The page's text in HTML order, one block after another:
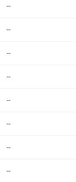
--
--
--
--
--
--
--
--